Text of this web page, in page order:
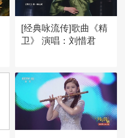
[经典咏流传]歌曲《精
卫》 演唱：刘惜君